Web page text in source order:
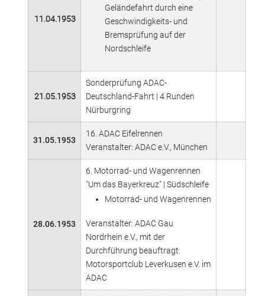
11.04.1953
Geländefahrt durch eine
Geschwindigkeits- und
Bremsprüfung auf der
Nordschleife
21.05.1953
Sonderprüfung ADAC-
Deutschland-Fahrt | 4 Runden
Nürburgring
31.05.1953
16. ADAC Eifelrennen
Veranstalter: ADAC e.V., München
28.06.1953
6. Motorrad- und Wagenrennen
"Um das Bayerkreuz" | Südschleife
Motorrad- und Wagenrennen
Veranstalter: ADAC Gau
Nordrhein e.V., mit der
Durchführung beauftragt:
Motorsportclub Leverkusen e.V. im
ADAC